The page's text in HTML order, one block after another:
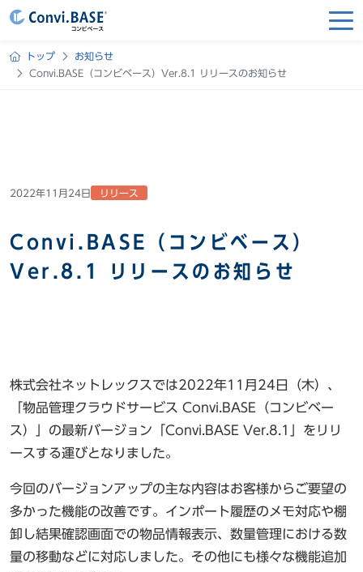
トップ
お知らせ
Convi.BASE（コンビベース）Ver.8.1 リリースのお知らせ
2022年11月24日 リリース
Convi.BASE（コンビベース）
Ver.8.1 リリースのお知らせ
株式会社ネットレックスでは2022年11月24日（木）、
「物品管理クラウドサービス Convi.BASE（コンビベー
ス）」の最新バージョン「Convi.BASE Ver.8.1」をリリ
ースする運びとなりました。
今回のバージョンアップの主な内容はお客様からご要望の
多かった機能の改善です。インポート履歴のメモ対応や棚
卸し結果確認画面での物品情報表示、数量管理における数
量の移動などに対応しました。その他にも様々な機能追加